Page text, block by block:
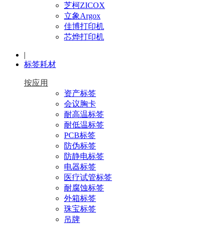
芝柯ZICOX
立象Argox
佳博打印机
芯烨打印机
|
标签耗材
按应用
资产标签
会议胸卡
耐高温标签
耐低温标签
PCB标签
防伪标签
防静电标签
电器标签
医疗试管标签
耐腐蚀标签
外箱标签
珠宝标签
吊牌